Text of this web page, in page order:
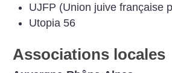
UJFP (Union juive française
Utopia 56
Associations locales